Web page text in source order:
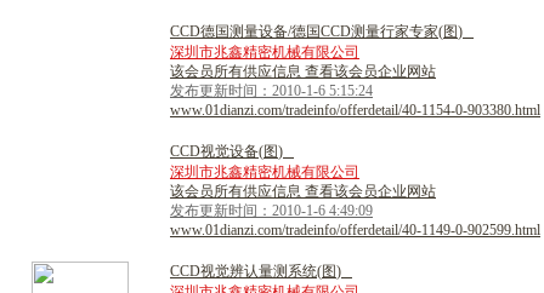
CCD德国测量设备/德国CCD测量行家专家(图)
深圳市兆鑫精密机械有限公司
该会员所有供应信息 查看该会员企业网站
发布更新时间：2010-1-6 5:15:24
www.01dianzi.com/tradeinfo/offerdetail/40-1154-0-903380.html
CCD视觉设备(图)
深圳市兆鑫精密机械有限公司
该会员所有供应信息 查看该会员企业网站
发布更新时间：2010-1-6 4:49:09
www.01dianzi.com/tradeinfo/offerdetail/40-1149-0-902599.html
CCD视觉辨认量测 系统(图)